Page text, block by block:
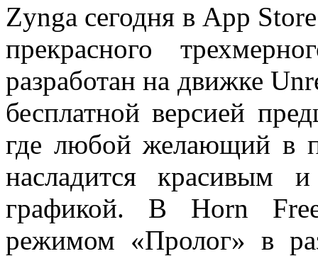
Zynga сегодня в App
прекрасного
разработан на движке
бесплатной версией
где любой желающий в
насладится красивым и
графикой. В Horn
режимом «Пролог» в